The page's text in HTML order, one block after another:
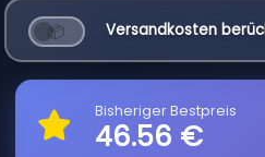
Versandkosten
Bisheriger Bestpreis
46.56 €